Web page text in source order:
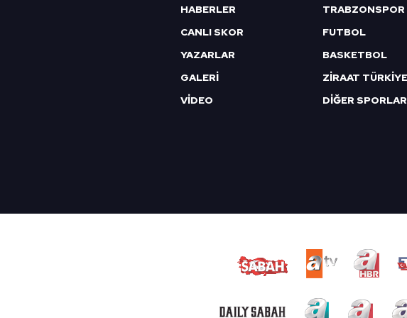
HABERLER
CANLI SKOR
YAZARLAR
GALERİ
VİDEO
TRABZONSPOR
FUTBOL
BASKETBOL
DİĞER SPORLAR